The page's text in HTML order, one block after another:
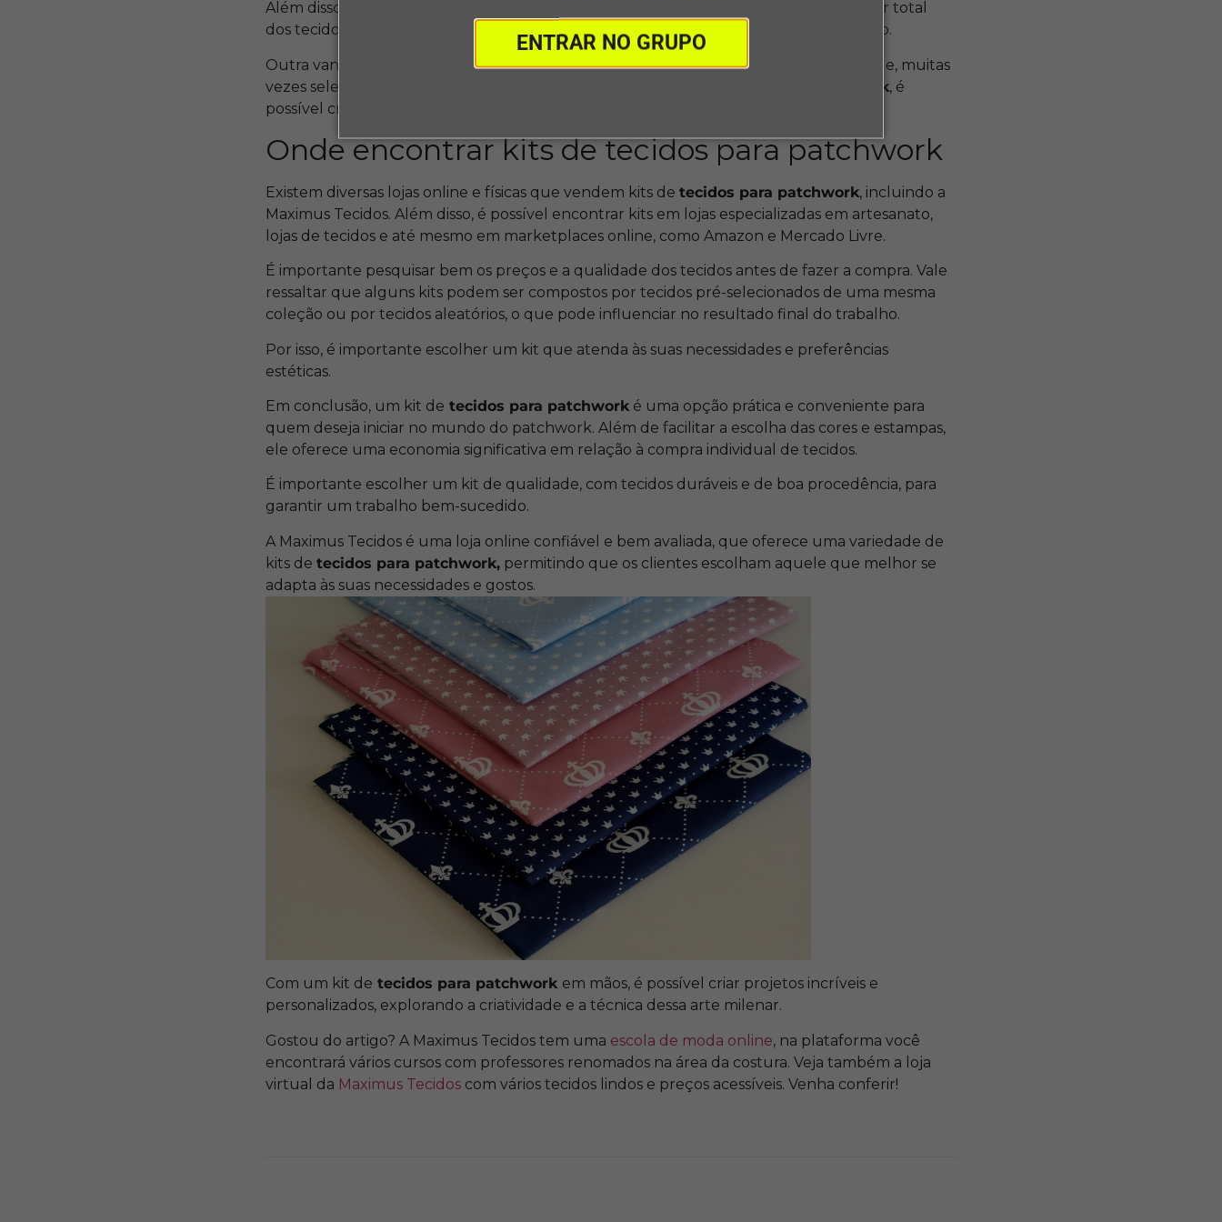
ENTRAR NO GRUPO
Além disso, os kits costumam apresentar uma boa relação custo-benefício, pois o valor total
dos tecidos comprados separadamente pode ser maior do que o valor do kit completo.
Outra vantagem é a possibilidade de ter acesso a tecidos exclusivos e de alta qualidade, muitas
vezes selecionados por designers renomados. Com um kit de
tecidos para patchwork, é
possível criar peças únicas e de alta qualidade com facilidade e economia.
Onde encontrar kits de tecidos para patchwork
Existem diversas lojas online e físicas que vendem kits detecidos para patchwork, incluindo a
Maximus Tecidos. Além disso, é possível encontrar kits em lojas especializadas em artesanato,
lojas de tecidos e até mesmo em marketplaces online, como Amazon e Mercado Livre.
É importante pesquisar bem os preços e a qualidade dos tecidos antes de fazer a compra. Vale
ressaltar que alguns kits podem ser compostos por tecidos pré-selecionados de uma mesma
coleção ou por tecidos aleatórios, o que pode influenciar no resultado final do trabalho.
Por isso, é importante escolher um kit que atenda às suas necessidades e preferências
estéticas.
Em conclusão, um kit de tecidos para patchwork é uma opção prática e conveniente para
quem deseja iniciar no mundo do patchwork. Além de facilitar a escolha das cores e estampas,
ele oferece uma economia significativa em relação à compra individual de tecidos.
É importante escolher um kit de qualidade, com tecidos duráveis e de boa procedência, para
garantir um trabalho bem-sucedido.
A Maximus Tecidos é uma loja online confiável e bem avaliada, que oferece uma variedade de
kits detecidos para patchwork, permitindo que os clientes escolham aquele que melhor se
adapta às suas necessidades e gostos.
Com um kit de tecidos para patchwork em mãos, é possível criar projetos incríveis e
personalizados, explorando a criatividade e a técnica dessa arte milenar.
Gostou do artigo? A Maximus Tecidos tem uma escola de moda online, na plataforma você
encontrará vários cursos com professores renomados na área da costura. Veja também a loja
virtual da Maximus Tecidos com vários tecidos lindos e preços acessíveis. Venha conferir!